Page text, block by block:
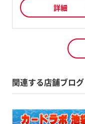
詳細
関連する店舗ブログ